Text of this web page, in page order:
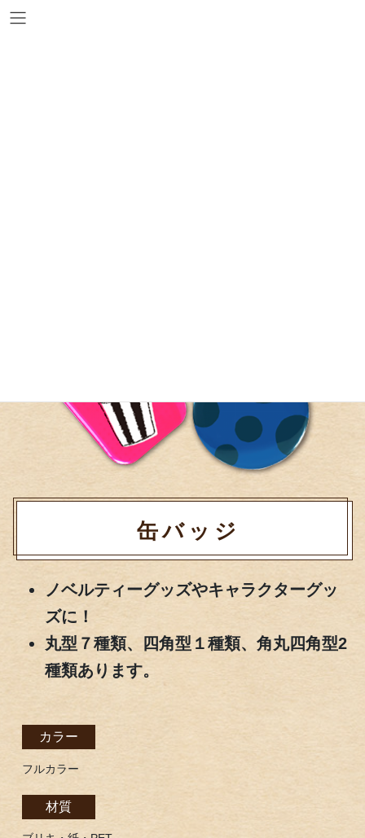
ン
ビ
缶バッジ
ノベルティーグッズやキャラクターグッ
ズに！
丸型７種類、四角型１種類、角丸四角型2
種類あります。
カラー
フルカラー
材質